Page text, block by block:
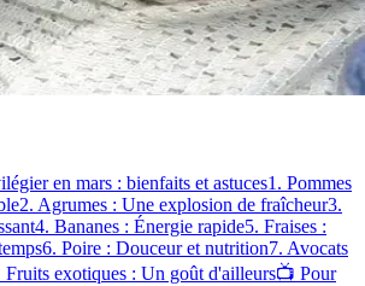
en mars : bienfaits et astuces1. Pommes
2. Agrumes : Une explosion de fraîcheur3.
4. Bananes : Énergie rapide5. Fraises :
6. Poire : Douceur et nutrition7. Avocats
Fruits exotiques : Un goût d'ailleurs📺 Pour